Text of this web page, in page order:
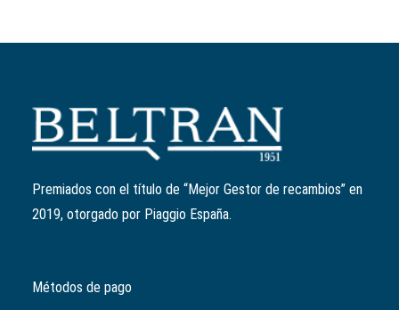
Rodillo variador 17mm/13,8gr
849480
3,00
original
era:
El
actual
Premiados con el título de “Mejor Gestor de recambios” en
2019, otorgado por Piaggio España.
Métodos de pago